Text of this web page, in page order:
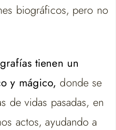
biográficos, pero no
tienen un
y mágico, donde se
de vidas pasadas, en
actos, ayudando a